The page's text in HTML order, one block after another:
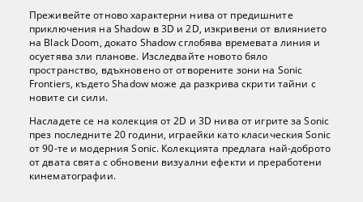
Преживейте отново характерни нива от предишните
приключения на Shadow в 3D и 2D, изкривени от влиянието
на Black Doom, докато Shadow сглобява времевата линия и
осуетява зли планове. Изследвайте новото бяло
пространство, вдъхновено от отворените зони на Sonic
Frontiers, където Shadow може да разкрива скрити тайни с
новите си сили.
Насладете се на колекция от 2D и 3D нива от игрите за Sonic
през последните 20 години, играейки като класическия Sonic
от 90-те и модерния Sonic. Колекцията предлага най-доброто
от двата свята с обновени визуални ефекти и преработени
кинематографии.